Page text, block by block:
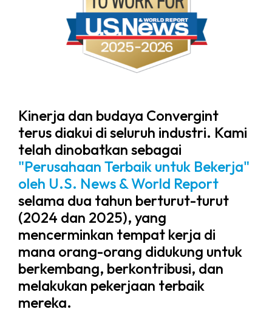
Kinerja dan budaya Convergint
terus diakui di seluruh industri. Kami
telah dinobatkan sebagai
"Perusahaan Terbaik untuk Bekerja"
oleh U.S. News & World Report
selama dua tahun berturut-turut
(2024 dan 2025), yang
mencerminkan tempat kerja di
mana orang-orang didukung untuk
berkembang, berkontribusi, dan
melakukan pekerjaan terbaik
mereka.